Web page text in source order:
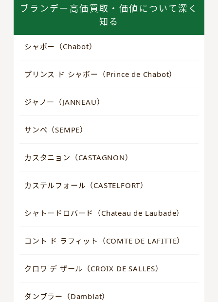
ブランデー高価買取・価値について深く
知る
シャボー（Chabot）
プリンス ド シャボー（Prince de Chabot）
ジャノー（JANNEAU）
サンペ（SEMPE）
カスタニョン（CASTAGNON）
カステルフォール（CASTELFORT）
シャトードロバード（Chateau de Laubade）
コント ド ラフィット（COMTE DE LAFITTE）
クロワ デ ザール（CROIX DE SALLES）
ダンブラー（Damblat）